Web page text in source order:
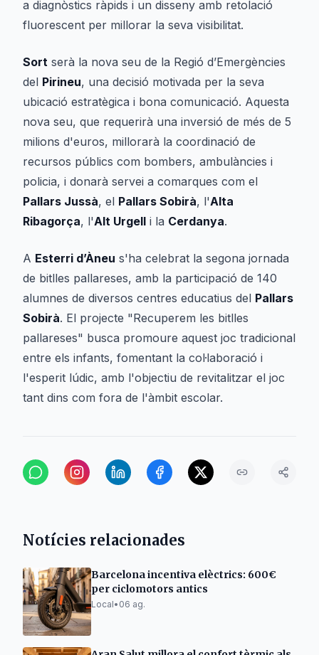
a diagnòstics ràpids i un disseny amb retolació
fluorescent per millorar la seva visibilitat.
Sort serà la nova seu de la Regió d’Emergències
del Pirineu, una decisió motivada per la seva
ubicació estratègica i bona comunicació. Aquesta
nova seu, que requerirà una inversió de més de 5
milions d'euros, millorarà la coordinació de
recursos públics com bombers, ambulàncies i
policia, i donarà servei a comarques com el
Pallars Jussà, el Pallars Sobirà, l'Alta
Ribagorça, l'Alt Urgell i la Cerdanya.
A Esterri d’Àneu s'ha celebrat la segona jornada
de bitlles pallareses, amb la participació de 140
alumnes de diversos centres educatius del Pallars
Sobirà. El projecte "Recuperem les bitlles
pallareses" busca promoure aquest joc tradicional
entre els infants, fomentant la col·laboració i
l'esperit lúdic, amb l'objectiu de revitalitzar el joc
tant dins com fora de l'àmbit escolar.
Notícies relacionades
Barcelona incentiva elèctrics: 600€
per ciclomotors antics
Local• 06 ag.